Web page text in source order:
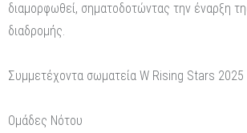
διαμορφωθεί, σηματοδοτώντας την έναρξη
διαδρομής.
Συμμετέχοντα σωματεία W Rising Stars
Ομάδες Νότου